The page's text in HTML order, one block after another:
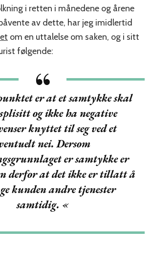
i retten i månedene og årene
av dette, har jeg imidlertid
om en uttalelse om saken, og i sitt
følgende:
er at et samtykke skal
og ikke ha negative
knyttet til seg ved et
nei. Dersom
er samtykke er
derfor at det ikke er tillatt å
kunden andre tjenester
samtidig. «